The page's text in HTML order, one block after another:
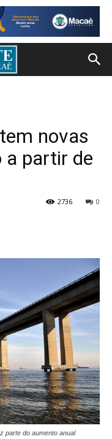
novas
a partir de
0
2736
parte do aumento anual